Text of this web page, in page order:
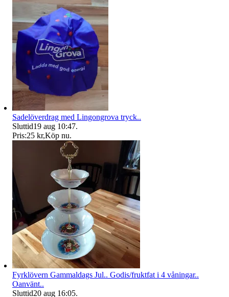
Sadelöverdrag med Lingongrova tryck..
Sluttid19 aug 10:47.
Pris:25 kr,Köp nu.
Fyrklövern Gammaldags Jul.. Godis/fruktfat i 4 våningar..
Oanvänt..
Sluttid20 aug 16:05.